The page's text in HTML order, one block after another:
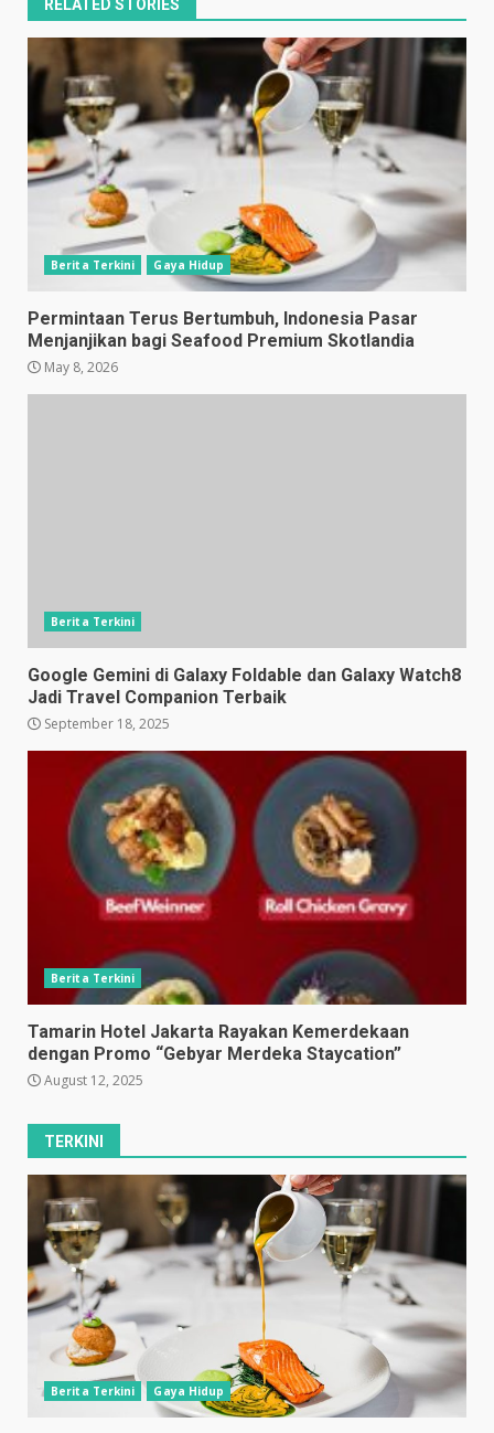
RELATED STORIES
Berita Terkini Gaya Hidup
Permintaan Terus Bertumbuh, Indonesia Pasar
Menjanjikan bagi Seafood Premium Skotlandia
May 8, 2026
Berita Terkini
Google Gemini di Galaxy Foldable dan Galaxy Watch8
Jadi Travel Companion Terbaik
September 18, 2025
Berita Terkini
Tamarin Hotel Jakarta Rayakan Kemerdekaan
dengan Promo “Gebyar Merdeka Staycation”
August 12, 2025
TERKINI
Berita Terkini Gaya Hidup